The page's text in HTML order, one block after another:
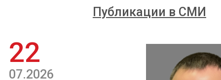
Публикации в СМИ
22
07.2026